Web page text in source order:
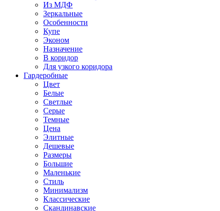
Из МДФ
Зеркальные
Особенности
Купе
Эконом
Назначение
В коридор
Для узкого коридора
Гардеробные
Цвет
Белые
Светлые
Серые
Темные
Цена
Элитные
Дешевые
Размеры
Большие
Маленькие
Стиль
Минимализм
Классические
Скандинавские